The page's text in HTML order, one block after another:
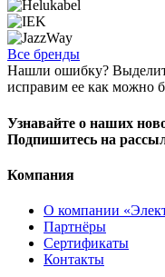
Все бренды
Нашли ошибку?
исправим ее как можно
Узнавайте о наших
Подпишитесь на
Компания
О компании
Партнёры
Сертификаты
Контакты